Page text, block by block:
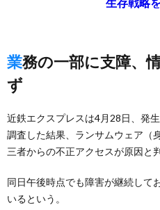
業務の一部に支障、情報漏えいは確認され
ず
近鉄エクスプレスは4月28日、発
調査した結果、ランサムウェア（
三者からの不正アクセスが原因と
同日午後時点でも障害が継続して
いるという。